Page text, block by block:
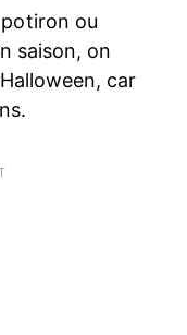
ou
saison, on
car